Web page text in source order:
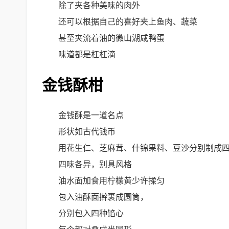
除了夹各种美味的肉外
还可以根据自己的喜好夹上鱼肉、蔬菜
甚至夹流着油的微山湖咸鸭蛋
味道都是杠杠滴
金钱酥柑
金钱酥是一道名点
形状如古代钱币
用花生仁、芝麻茸、什锦果料、豆沙分别制成
四味各异，别具风格
油水面加食用柠檬黄少许揉匀
包入油酥面擀裹成圆筒，
分别包入四种馅心